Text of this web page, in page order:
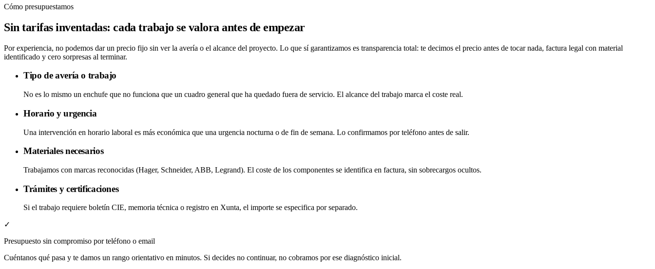
Cómo presupuestamos
Sin tarifas inventadas:cada trabajo se valora antes de empezar
Por experiencia, no podemos dar un precio fijo sin ver la avería o el alcance del proyecto. Lo que sí garantizamos es transparencia total: te decimos el precio antes de tocar nada, factura legal con material
identificado y cero sorpresas al terminar.
Tipo de avería o trabajo
No es lo mismo un enchufe que no funciona que un cuadro general que ha quedado fuera de servicio. El alcance del trabajo marca el coste real.
Horario y urgencia
Una intervención en horario laboral es más económica que una urgencia nocturna o de fin de semana. Lo confirmamos por teléfono antes de salir.
Materiales necesarios
Trabajamos con marcas reconocidas (Hager, Schneider, ABB, Legrand). El coste de los componentes se identifica en factura, sin sobrecargos ocultos.
Trámites y certificaciones
Si el trabajo requiere boletín CIE, memoria técnica o registro en Xunta, el importe se especifica por separado.
✓
Presupuesto sin compromiso por teléfono o email
Cuéntanos qué pasa y te damos un rango orientativo en minutos. Si decides no continuar, no cobramos por ese diagnóstico inicial.